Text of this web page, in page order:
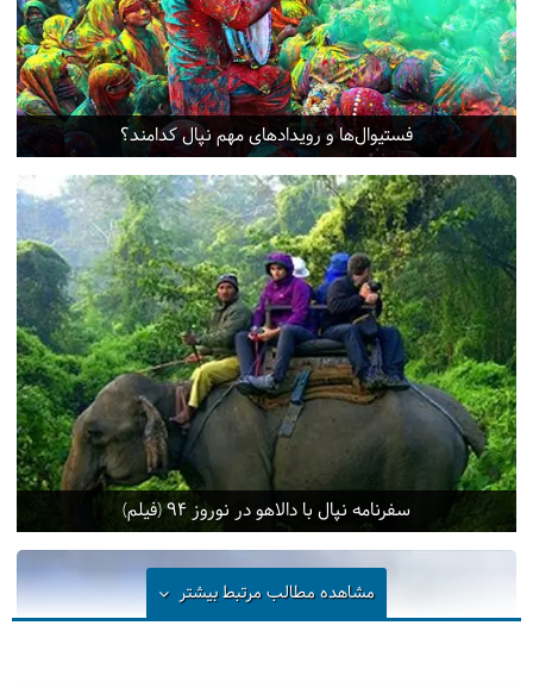
فستیوال‌ها و رویدادهای مهم نپال کدامند؟
سفرنامه نپال با دالاهو در نوروز 94 (فیلم)
مشاهده مطالب مرتبطبیشتر